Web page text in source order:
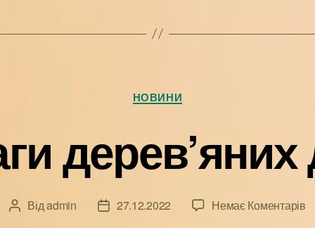
Категорії
НОВИНИ
Автор
Відadmin
Дата27.12.2022 Немає Коментарів